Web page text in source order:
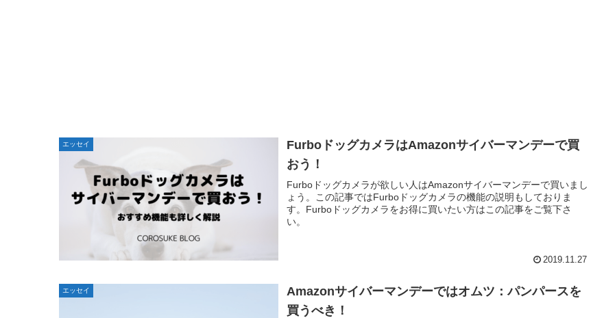
エッセイ
FurboドッグカメラはAmazonサイバーマンデーで買
おう！
Furboドッグカメラが欲しい人はAmazonサイバーマンデーで買いまし
ょう。この記事ではFurboドッグカメラの機能の説明もしておりま
す。Furboドッグカメラをお得に買いたい方はこの記事をご覧下さ
い。
2019.11.27
エッセイ
Amazonサイバーマンデーではオムツ：パンパースを
買うべき！